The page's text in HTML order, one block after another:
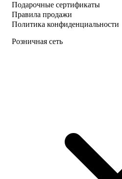
Подарочные сертификаты
Правила продажи
Политика конфиденциальности
Розничная сеть